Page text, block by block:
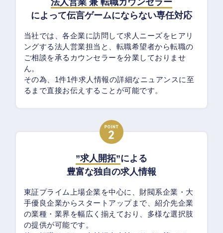
法人営業 兼 転職カウンセラー
によって伝言ゲームにならない専任対応
当社では、各企業に訪問して求人ニーズをヒアリ
ングする法人営業担当と、転職希望者から転職の
ご相談を承るカウンセラーを分業しておりませ
ん。
その為、1件1件求人情報の詳細なニュアンスに至
るまで直接お伝えすることが可能です。
”求人開拓”による
豊富な独自の求人情報
東証プライム上場企業を中心に、財閥系企業・大
手優良企業からスタートアップまで、紹介先企業
の業種・業界を幅広く揃えており、多様な選択肢
の提供が可能です。